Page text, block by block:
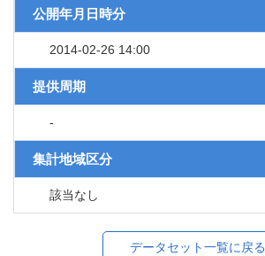
公開年月日時分
2014-02-26 14:00
提供周期
-
集計地域区分
該当なし
データセット一覧に戻る